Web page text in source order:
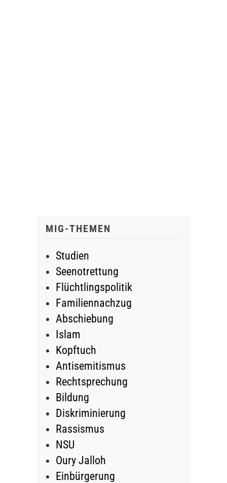
MIG-THEMEN
Studien
Seenotrettung
Flüchtlingspolitik
Familiennachzug
Abschiebung
Islam
Kopftuch
Antisemitismus
Rechtsprechung
Bildung
Diskriminierung
Rassismus
NSU
Oury Jalloh
Einbürgerung